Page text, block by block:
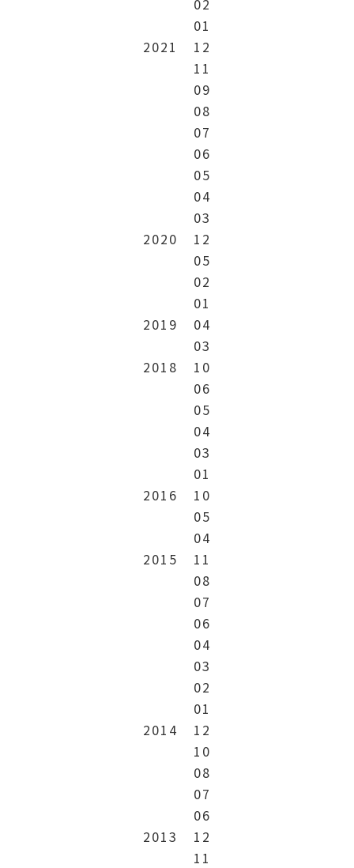
01
2021
12
11
09
08
07
06
05
04
03
2020
12
05
02
01
2019
04
03
2018
10
06
05
04
03
01
2016
10
05
04
2015
11
08
07
06
04
03
02
01
2014
12
10
08
07
06
2013
12
11